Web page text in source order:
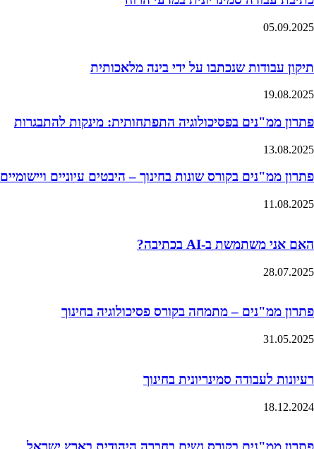
05.09.2025
תיקון עבודות שנכתבו על ידי בינה מלאכותית
19.08.2025
פתרון ממ"נים בפסיכולוגיה התפתחותית: מינקות להתבגרות
13.08.2025
פתרון ממ"נים בקורס שונות בחינוך – היבטים עיוניים ויישומיים
11.08.2025
האם אני משתמשת ב-AI בכתיבה?
28.07.2025
פתרון ממ"נים – מתמחה בקורס פסיכולוגיה בחינוך
31.05.2025
רעיונות לעבודה סמינריונית בחינוך
18.12.2024